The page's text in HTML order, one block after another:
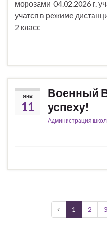
морозами 04.02.2026 г.
учатся в режиме
2 класс
ЯНВ
11
Военный
успеху!
Администрация
1 2 3